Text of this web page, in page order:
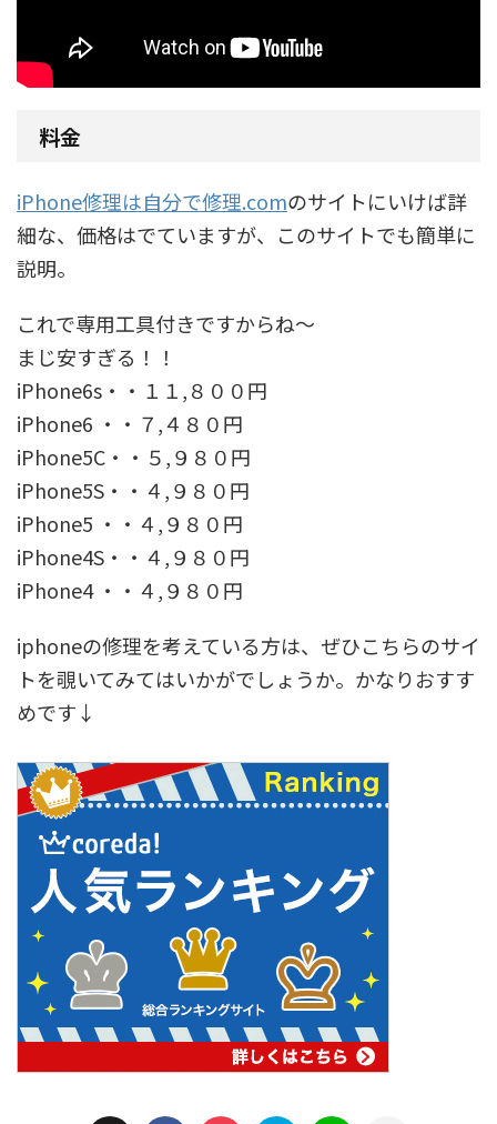
料金
iPhone修理は自分で修理.comのサイトにいけば詳
細な、価格はでていますが、このサイトでも簡単に
説明。
これで専用工具付きですからね～
まじ安すぎる！！
iPhone6s・・１１,８００円
iPhone6 ・・７,４８０円
iPhone5C・・５,９８０円
iPhone5S・・４,９８０円
iPhone5 ・・４,９８０円
iPhone4S・・４,９８０円
iPhone4 ・・４,９８０円
iphoneの修理を考えている方は、ぜひこちらのサイ
トを覗いてみてはいかがでしょうか。かなりおすす
めです↓